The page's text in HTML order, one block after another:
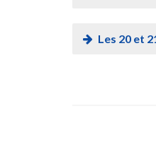
Les 20 et